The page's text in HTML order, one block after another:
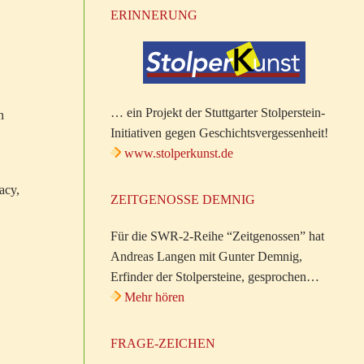
ERINNERUNG
… ein Projekt der Stuttgarter Stolperstein-
Initiativen gegen Geschichtsvergessenheit!
www.stolperkunst.de
ZEITGENOSSE DEMNIG
Für die SWR-2-Reihe “Zeitgenossen” hat
Andreas Langen mit Gunter Demnig,
Erfinder der Stolpersteine, gesprochen…
Mehr hören
FRAGE-ZEICHEN